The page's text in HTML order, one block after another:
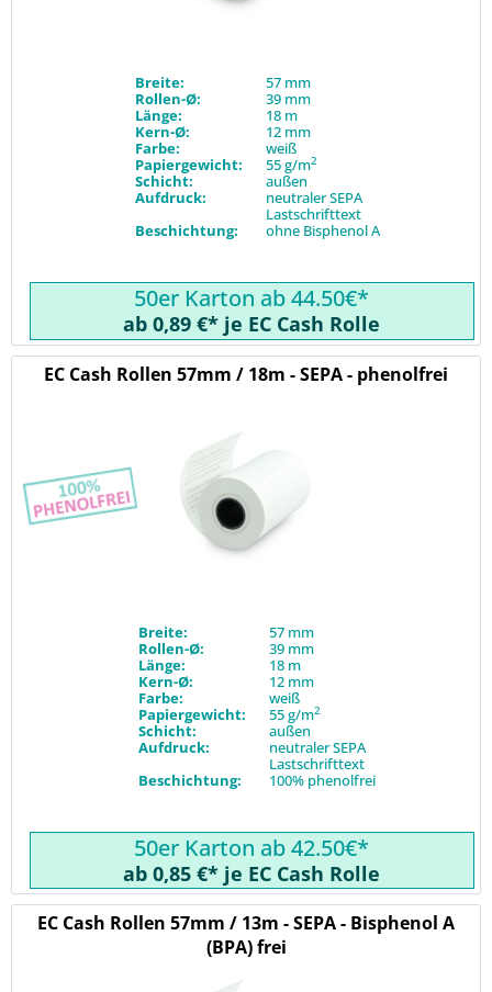
Breite:
57 mm
Rollen-Ø:
39 mm
Länge:
18 m
Kern-Ø:
12 mm
Farbe:
weiß
Papiergewicht:
55 g/m2
Schicht:
außen
Aufdruck:
neutraler SEPA
Lastschrifttext
Beschichtung:
ohne Bisphenol A
50er Karton ab 44.50€*
ab 0,89 €* je EC Cash Rolle
EC Cash Rollen 57mm / 18m - SEPA - phenolfrei
Breite:
57 mm
Rollen-Ø:
39 mm
Länge:
18 m
Kern-Ø:
12 mm
Farbe:
weiß
Papiergewicht:
55 g/m2
Schicht:
außen
Aufdruck:
neutraler SEPA
Lastschrifttext
Beschichtung:
100% phenolfrei
50er Karton ab 42.50€*
ab 0,85 €* je EC Cash Rolle
EC Cash Rollen 57mm / 13m - SEPA - Bisphenol A
(BPA) frei